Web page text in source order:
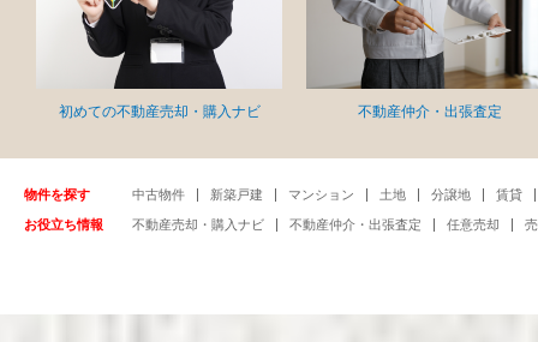
初めての不動産売却・購入ナビ 不動産仲介・出張査定
物件を探す 中古物件 新築戸建 マンション 土地 分譲地 賃貸
お役立ち情報 不動産売却・購入ナビ 不動産仲介・出張査定 任意売却